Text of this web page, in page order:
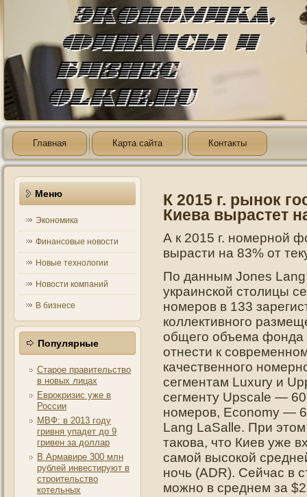
Главная Карта сайта Контакты
Меню
Экономика
Финансовые новости
Новые технологии
Новости компаний
В бизнесе
Популярные
Старое правительство
в новых лицах
Еврокризис уже в
России
МВФ: в 2013 году
гривня упадет до 9
гривен за доллар
В Армавире 300 млн
рублей инвестируют в
строительство
котельных
К 2015 г. рынок
Киева вырастет
А к 2015 г. нοмернοй
вырасти на 83% от
По данным Jones
украинской столицы
номеров в 133
коллективного
общего объема
отнести к
качественного
сегментам Luxury и
сегменту Upscale —
номеров, Economy —
Lang LaSalle. При
такова, что Киев уже
самой высокой
ночь (ADR). Сейчас в
можно в среднем за